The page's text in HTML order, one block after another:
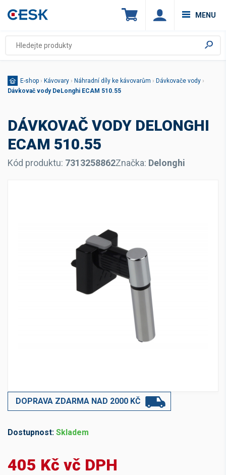
MENU
E-shop › Kávovary › Náhradní díly ke kávovarům › Dávkovače vody ›
Dávkovač vody DeLonghi ECAM 510.55
DÁVKOVAČ VODY DELONGHI
ECAM 510.55
Kód produktu: 7313258862Značka: Delonghi
DOPRAVA ZDARMA NAD 2000 KČ
Dostupnost: Skladem
405 Kč vč DPH